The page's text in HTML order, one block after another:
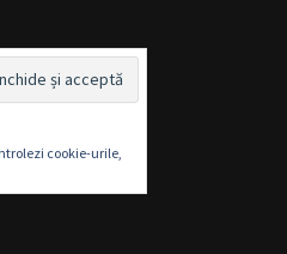
cookie-urile,